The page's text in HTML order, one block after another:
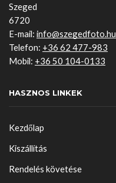
Szeged
6720
E-mail: info@szegedfoto.hu
Telefon: +36 62 477-983
Mobil: +36 50 104-0133
HASZNOS LINKEK
Kezdőlap
Kiszállítás
Rendelés követése